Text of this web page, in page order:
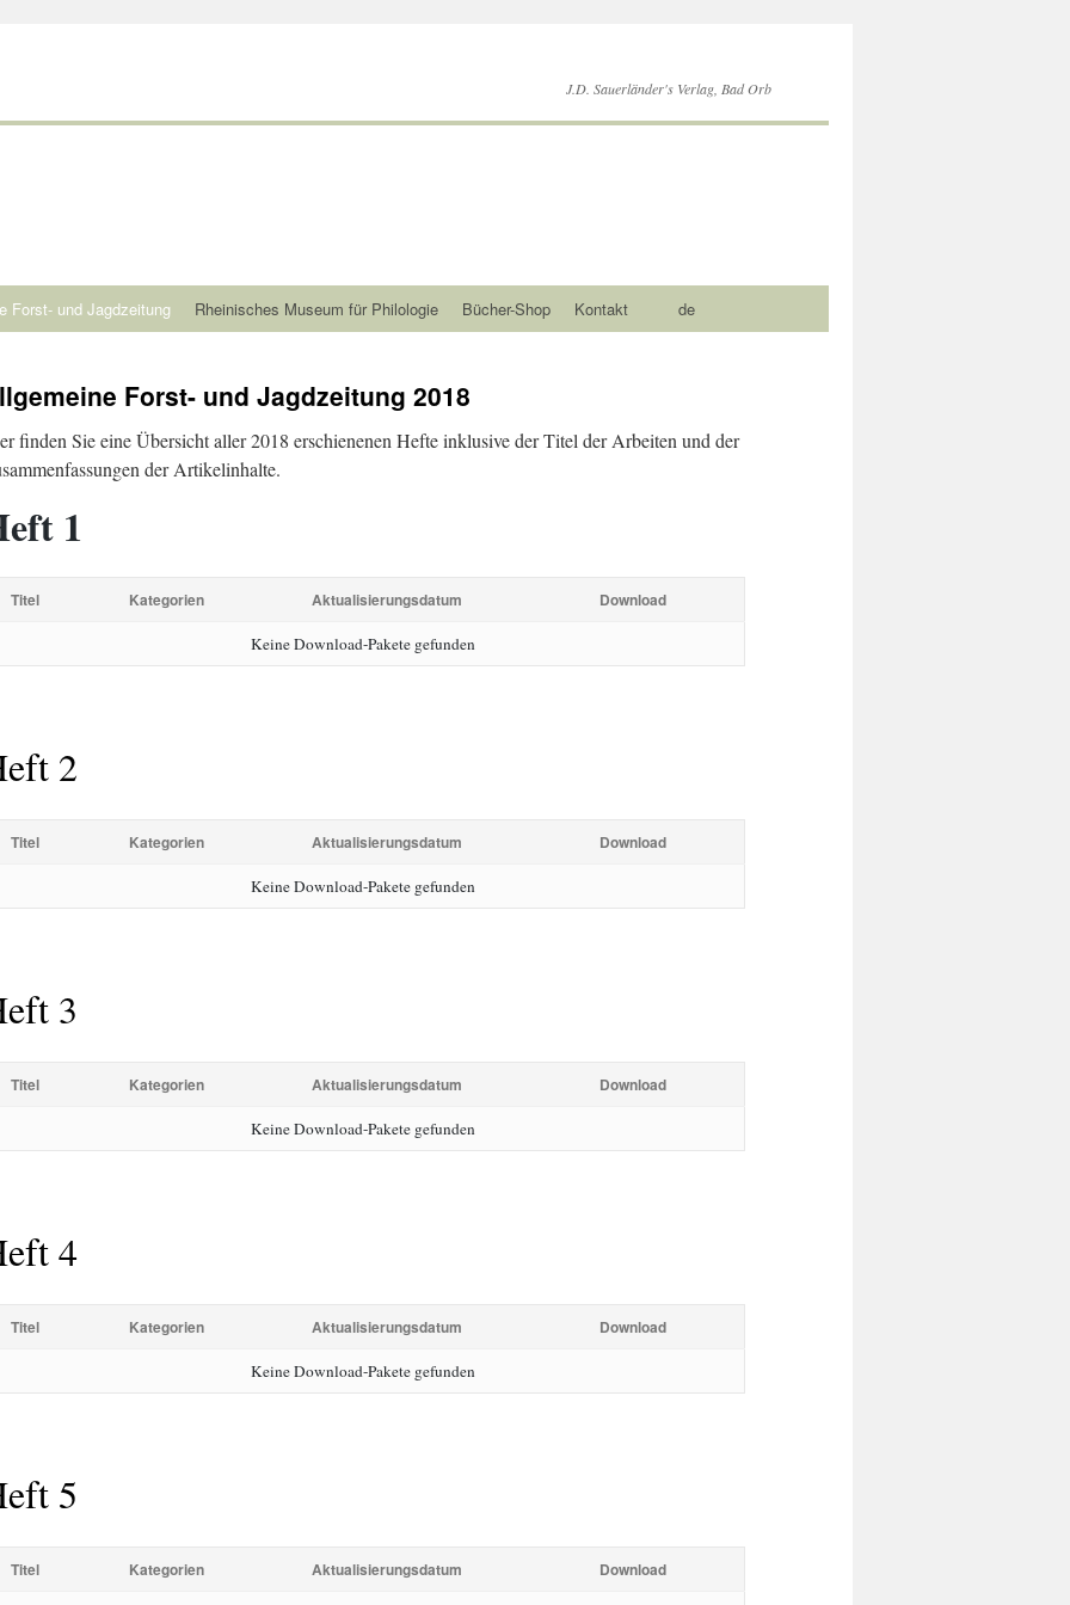
J.D. Sauerländer's Verlag, Bad Orb
Forst- und Jagdzeitung Rheinisches Museum für Philologie Bücher-Shop Kontakt de
Forst- und Jagdzeitung 2018
finden Sie eine Übersicht aller 2018 erschienenen Hefte inklusive der Titel der Arbeiten und der
der Artikelinhalte.
1
Titel Kategorien Aktualisierungsdatum Download
Keine Download-Pakete gefunden
2
Titel Kategorien Aktualisierungsdatum Download
Keine Download-Pakete gefunden
3
Titel Kategorien Aktualisierungsdatum Download
Keine Download-Pakete gefunden
4
Titel Kategorien Aktualisierungsdatum Download
Keine Download-Pakete gefunden
5
Titel Kategorien Aktualisierungsdatum Download